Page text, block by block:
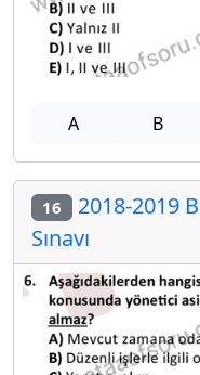
A B
16 2018-2019
Sınavı